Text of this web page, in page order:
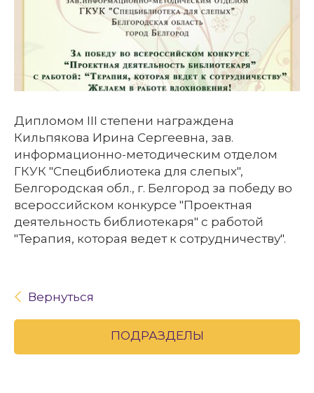
Дипломом III степени награждена
Кильпякова Ирина Сергеевна, зав.
информационно-методическим отделом
ГКУК "Спецбиблиотека для слепых",
Белгородская обл., г. Белгород за победу во
всероссийском конкурсе "Проектная
деятельность библиотекаря" с работой
"Терапия, которая ведет к сотрудничеству".
Вернуться
ПОДРАЗДЕЛЫ